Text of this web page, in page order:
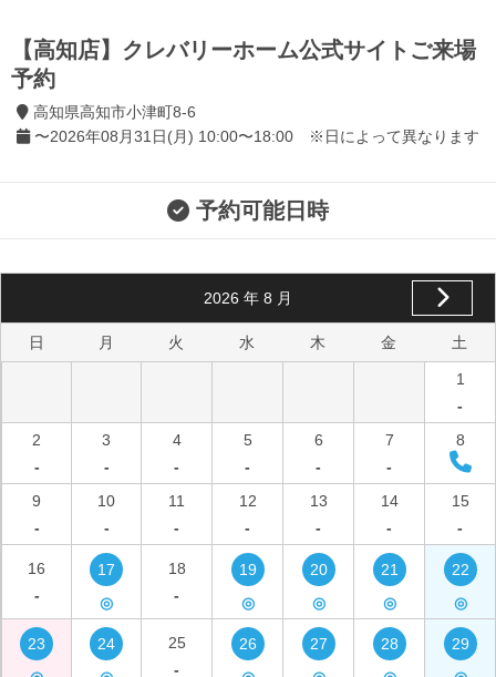
【高知店】クレバリーホーム公式サイトご来場
予約
高知県高知市小津町8-6
〜2026年08月31日(月) 10:00〜18:00 ※日によって異なります
予約可能日時
2026 年 8 月
日 月 火 水 木 金 土
1
-
2
-
3
-
4
-
5
-
6
-
7
-
8
9
-
10
-
11
-
12
-
13
-
14
-
15
-
16
-
17
◎
18
-
19
◎
20
◎
21
◎
22
◎
23
24
25
-
26
27
28
29